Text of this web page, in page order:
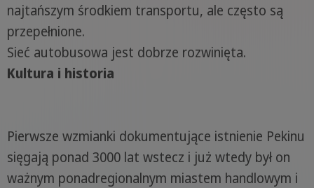
najtańszym środkiem transportu, ale często są
przepełnione.
Sieć autobusowa jest dobrze rozwinięta.
Kultura i historia
Pierwsze wzmianki dokumentujące istnienie Pekinu
sięgają ponad 3000 lat wstecz i już wtedy był on
ważnym ponadregionalnym miastem handlowym i